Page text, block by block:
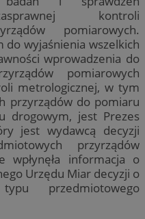
kontroli
pomiarowych.
do wyjaśnienia wszelkich
wprowadzenia do
pomiarowych
metrologicznej, w tym
przyrządów do pomiaru
drogowym, jest Prezes
jest wydawcą decyzji
przyrządów
wpłynęła informacja o
Urzędu Miar decyzji o
przedmiotowego